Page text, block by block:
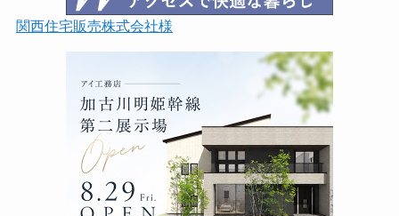
関西住宅販売株式会社様